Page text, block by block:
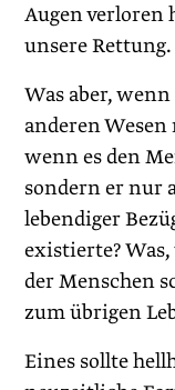
Augen verloren
unsere Rettung.
Was aber,
anderen
wenn es den
sondern er nur
lebendiger
existierte?
der Menschen
zum übrigen
Eines sollte